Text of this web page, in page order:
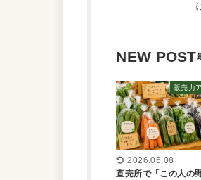
NEW POST
販売力
2026.06.08
直売所で「この人の